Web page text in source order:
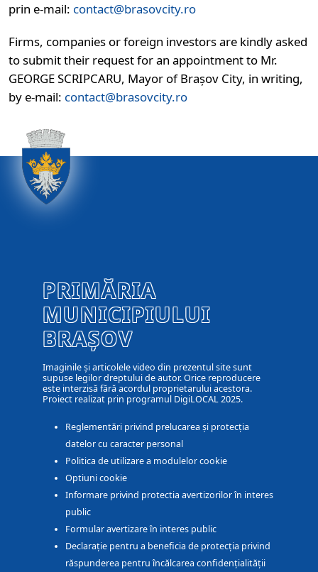
prin e-mail: contact@brasovcity.ro
Firms, companies or foreign investors are kindly asked
to submit their request for an appointment to Mr.
GEORGE SCRIPCARU, Mayor of Brașov City, in writing,
by e-mail: contact@brasovcity.ro
PRIMĂRIA
MUNICIPIULUI
BRAȘOV
Imaginile și articolele video din prezentul site sunt
supuse legilor dreptului de autor. Orice reproducere
este interzisă fără acordul proprietarului acestora.
Proiect realizat prin programul DigiLOCAL 2025.
Reglementări privind prelucarea și protecția
datelor cu caracter personal
Politica de utilizare a modulelor cookie
Optiuni cookie
Informare privind protectia avertizorilor în interes
public
Formular avertizare în interes public
Declarație pentru a beneficia de protecția privind
răspunderea pentru încălcarea confidențialității